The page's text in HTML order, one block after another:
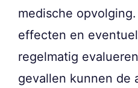
medische
effecten en
regelmatig
gevallen kunnen de